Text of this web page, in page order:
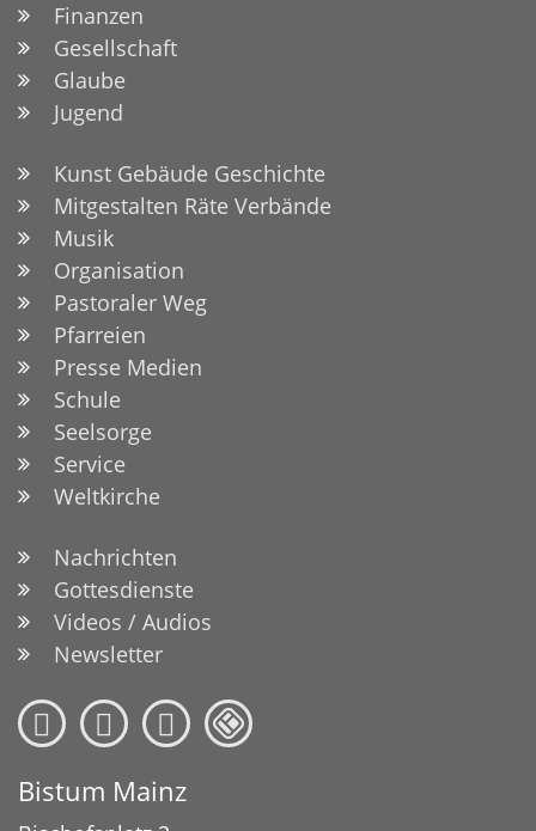
Finanzen
Gesellschaft
Glaube
Jugend
Kunst Gebäude Geschichte
Mitgestalten Räte Verbände
Musik
Organisation
Pastoraler Weg
Pfarreien
Presse Medien
Schule
Seelsorge
Service
Weltkirche
Nachrichten
Gottesdienste
Videos / Audios
Newsletter
Bistum Mainz